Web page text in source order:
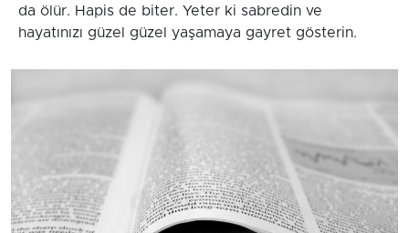
da ölür. Hapis de biter. Yeter ki sabredin ve
hayatınızı güzel güzel yaşamaya gayret gösterin.